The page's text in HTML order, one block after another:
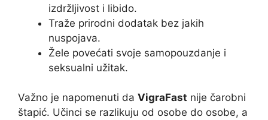
izdržljivost i libido.
Traže prirodni dodatak bez jakih
nuspojava.
Žele povećati svoje samopouzdanje i
seksualni užitak.
Važno je napomenuti da VigraFast nije čarobni
štapić. Učinci se razlikuju od osobe do osobe, a